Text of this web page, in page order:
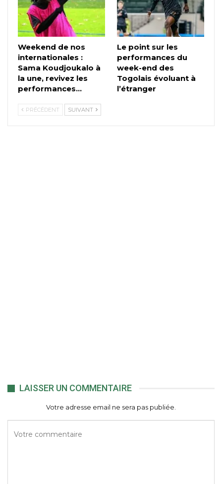
Weekend de nos
internationales :
Sama Koudjoukalo à
la une, revivez les
performances…
Le point sur les
performances du
week-end des
Togolais évoluant à
l’étranger
PRÉCÉDENT SUIVANT
LAISSER UN COMMENTAIRE
Votre adresse email ne sera pas publiée.